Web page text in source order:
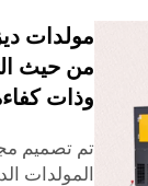
مولدات
من حيث
وذات
تم تصميم
المولدات